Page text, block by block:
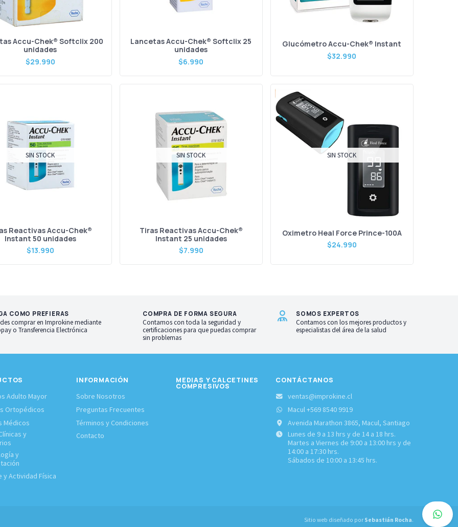
Accu-Chek® Softclix 200
unidades
$29.990
Lancetas Accu-Chek® Softclix 25
unidades
$6.990
Glucómetro Accu-Chek® Instant
$32.990
SIN STOCK
Reactivas Accu-Chek®
Instant 50 unidades
$13.990
SIN STOCK
Tiras Reactivas Accu-Chek®
Instant 25 unidades
$7.990
SIN STOCK
Oximetro Heal Force Prince-100A
$24.990
COMO PREFIERAS
comprar en Improkine mediante
o Transferencia Electrónica
COMPRA DE FORMA SEGURA
Contamos con toda la seguridad y
certificaciones para que puedas comprar
sin problemas
SOMOS EXPERTOS
Contamos con los mejores productos y
especialistas del área de la salud
Adulto Mayor
Ortopédicos
Médicos
y
y
y Actividad Física
INFORMACIÓN
Sobre Nosotros
Preguntas Frecuentes
Términos y Condiciones
Contacto
MEDIAS Y CALCETINES
COMPRESIVOS
CONTÁCTANOS
ventas@improkine.cl
Macul +569 8540 9919
Avenida Marathon 3865, Macul, Santiago
Lunes de 9 a 13 hrs y de 14 a 18 hrs.
Martes a Viernes de 9:00 a 13:00 hrs y de
14:00 a 17:30 hrs.
Sábados de 10:00 a 13:45 hrs.
Sitio web diseñado por Sebastián Rocha.